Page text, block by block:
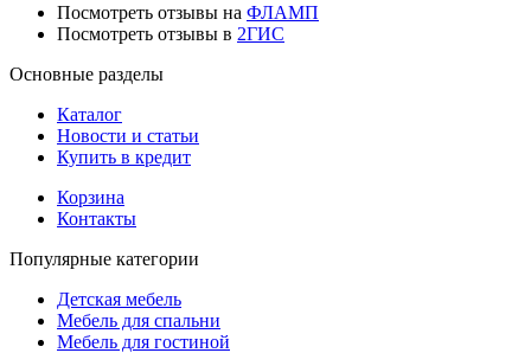
Посмотреть отзывы на ФЛАМП
Посмотреть отзывы в 2ГИС
Основные разделы
Каталог
Новости и статьи
Купить в кредит
Корзина
Контакты
Популярные категории
Детская мебель
Мебель для спальни
Мебель для гостиной